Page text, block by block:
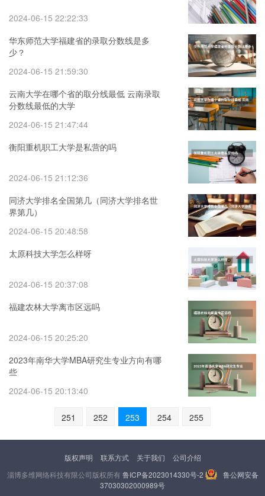
2024-06-15 22:22:33
华东师范大学福建省的录取分数线是多
少？
2024-06-15 21:59:30
云南大学在哪个省的取分线最低 云南录取
分数线最低的大学
2024-06-15 21:47:44
衡阳重机职工大学是私营的吗
2024-06-15 21:12:36
同济大学排名全国第几（同济大学排名世
界第几）
2024-06-15 20:48:58
太原科技大学怎么样呀
2024-06-15 20:37:08
福建农林大学离市区远吗
2024-06-15 20:25:20
2023年南华大学MBA研究生专业方向有哪
些
2024-06-15 20:13:40
251 252 253 254 255
版权声明 联系方式 关于我们
公司介绍
淄博多维网络科技有限公司版权所有鲁ICP备2023014330号-2
鲁公网安备
37030302000989号